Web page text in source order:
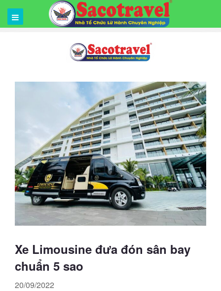
Xe Limousine đưa đón sân bay
chuẩn 5 sao
20/09/2022